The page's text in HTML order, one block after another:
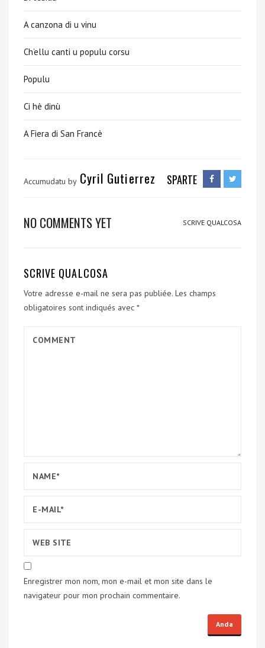
A canzona di u vinu
Ch’ellu canti u populu corsu
Populu
Ci hè dinù
A Fiera di San Francè
Accumudatu by Cyril Gutierrez SPARTE
NO COMMENTS YET SCRIVE QUALCOSA
SCRIVE QUALCOSA
Votre adresse e-mail ne sera pas publiée. Les champs
obligatoires sont indiqués avec *
Enregistrer mon nom, mon e-mail et mon site dans le
navigateur pour mon prochain commentaire.